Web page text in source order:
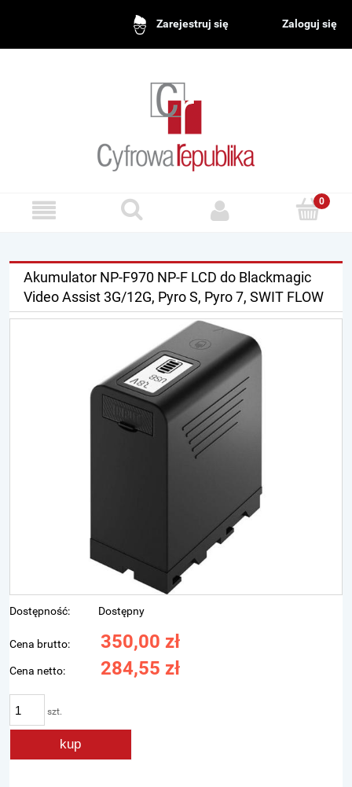
Zarejestruj się Zaloguj się
Akumulator NP-F970 NP-F LCD do Blackmagic
Video Assist 3G/12G, Pyro S, Pyro 7, SWIT FLOW
Dostępność: Dostępny
Cena brutto: 350,00 zł
Cena netto: 284,55 zł
szt.
kup